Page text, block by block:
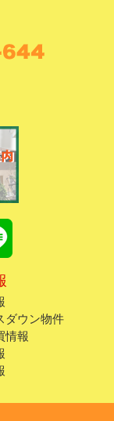
ダウン物件
情報